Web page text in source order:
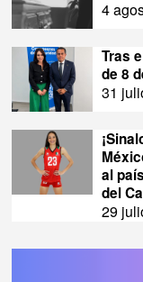
4
Tras
de 8
31
al
del
29